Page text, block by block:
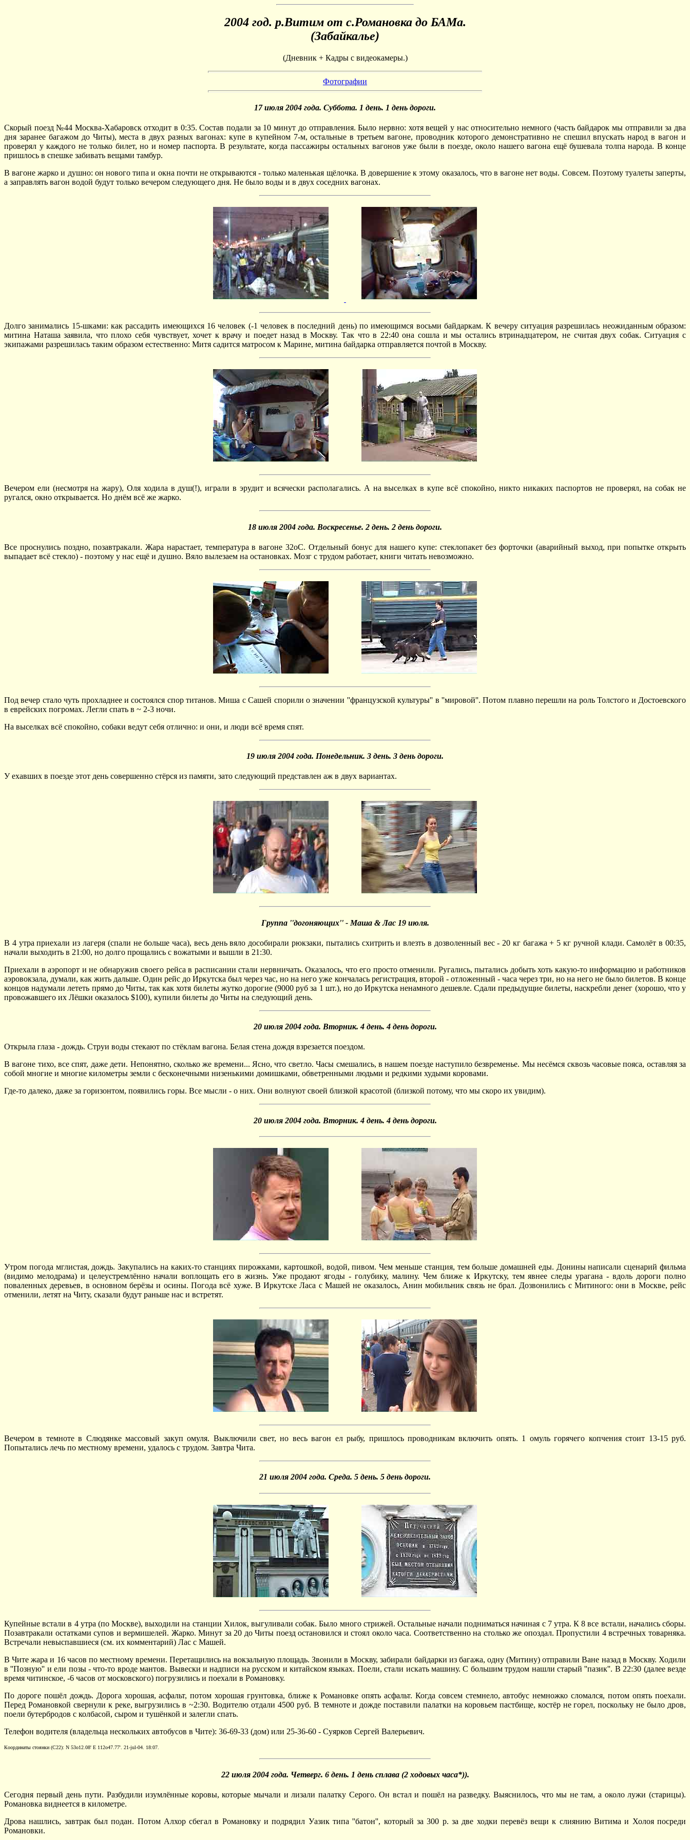
2004 год. р.Витим от с.Романовка до БАМа.
(Забайкалье)
(Дневник + Кадры с видеокамеры.)
Фотографии
17 июля 2004 года. Суббота. 1 день. 1 день дороги.
Скорый поезд №44 Москва-Хабаровск отходит в 0:35. Состав подали за 10 минут до отправления. Было нервно: хотя вещей у нас относительно немного (часть байдарок мы отправили за два
дня заранее багажом до Читы), места в двух разных вагонах: купе в купейном 7-м, остальные в третьем вагоне, проводник которого демонстративно не спешил впускать народ в вагон и
проверял у каждого не только билет, но и номер паспорта. В результате, когда пассажиры остальных вагонов уже были в поезде, около нашего вагона ещё бушевала толпа народа. В конце
пришлось в спешке забивать вещами тамбур.
В вагоне жарко и душно: он нового типа и окна почти не открываются - только маленькая щёлочка. В довершение к этому оказалось, что в вагоне нет воды. Совсем. Поэтому туалеты заперты,
а заправлять вагон водой будут только вечером следующего дня. Не было воды и в двух соседних вагонах.
Долго занимались 15-шками: как рассадить имеющихся 16 человек (-1 человек в последний день) по имеющимся восьми байдаркам. К вечеру ситуация разрешилась неожиданным образом:
митина Наташа заявила, что плохо себя чувствует, хочет к врачу и поедет назад в Москву. Так что в 22:40 она сошла и мы остались втринадцатером, не считая двух собак. Ситуация с
экипажами разрешилась таким образом естественно: Митя садится матросом к Марине, митина байдарка отправляется почтой в Москву.
Вечером ели (несмотря на жару), Оля ходила в душ(!), играли в эрудит и всячески располагались. А на выселках в купе всё спокойно, никто никаких паспортов не проверял, на собак не
ругался, окно открывается. Но днём всё же жарко.
18 июля 2004 года. Воскресенье. 2 день. 2 день дороги.
Все проснулись поздно, позавтракали. Жара нарастает, температура в вагоне 32оС. Отдельный бонус для нашего купе: стеклопакет без форточки (аварийный выход, при попытке открыть
выпадает всё стекло) - поэтому у нас ещё и душно. Вяло вылезаем на остановках. Мозг с трудом работает, книги читать невозможно.
Под вечер стало чуть прохладнее и состоялся спор титанов. Миша с Сашей спорили о значении ''французской культуры'' в ''мировой''. Потом плавно перешли на роль Толстого и Достоевского
в еврейских погромах. Легли спать в ~ 2-3 ночи.
На выселках всё спокойно, собаки ведут себя отлично: и они, и люди всё время спят.
19 июля 2004 года. Понедельник. 3 день. 3 день дороги.
У ехавших в поезде этот день совершенно стёрся из памяти, зато следующий представлен аж в двух вариантах.
Группа ''догоняющих'' - Маша & Лас 19 июля.
В 4 утра приехали из лагеря (спали не больше часа), весь день вяло дособирали рюкзаки, пытались схитрить и влезть в дозволенный вес - 20 кг багажа + 5 кг ручной клади. Самолёт в 00:35,
начали выходить в 21:00, но долго прощались с вожатыми и вышли в 21:30.
Приехали в аэропорт и не обнаружив своего рейса в расписании стали нервничать. Оказалось, что его просто отменили. Ругались, пытались добыть хоть какую-то информацию и работников
аэровокзала, думали, как жить дальше. Один рейс до Иркутска был через час, но на него уже кончалась регистрация, второй - отложенный - часа через три, но на него не было билетов. В конце
концов надумали лететь прямо до Читы, так как хотя билеты жутко дорогие (9000 руб за 1 шт.), но до Иркутска ненамного дешевле. Сдали предыдущие билеты, наскребли денег (хорошо, что у
провожавшего их Лёшки оказалось $100), купили билеты до Читы на следующий день.
20 июля 2004 года. Вторник. 4 день. 4 день дороги.
Открыла глаза - дождь. Струи воды стекают по стёклам вагона. Белая стена дождя взрезается поездом.
В вагоне тихо, все спят, даже дети. Непонятно, сколько же времени... Ясно, что светло. Часы смешались, в нашем поезде наступило безвременье. Мы несёмся сквозь часовые пояса, оставляя за
собой многие и многие километры земли с бесконечными низенькими домишками, обветренными людьми и редкими худыми коровами.
Где-то далеко, даже за горизонтом, появились горы. Все мысли - о них. Они волнуют своей близкой красотой (близкой потому, что мы скоро их увидим).
20 июля 2004 года. Вторник. 4 день. 4 день дороги.
Утром погода мглистая, дождь. Закупались на каких-то станциях пирожками, картошкой, водой, пивом. Чем меньше станция, тем больше домашней еды. Донины написали сценарий фильма
(видимо мелодрама) и целеустремлённо начали воплощать его в жизнь. Уже продают ягоды - голубику, малину. Чем ближе к Иркутску, тем явнее следы урагана - вдоль дороги полно
поваленных деревьев, в основном берёзы и осины. Погода всё хуже. В Иркутске Ласа с Машей не оказалось, Анин мобильник связь не брал. Дозвонились с Митиного: они в Москве, рейс
отменили, летят на Читу, сказали будут раньше нас и встретят.
Вечером в темноте в Слюдянке массовый закуп омуля. Выключили свет, но весь вагон ел рыбу, пришлось проводникам включить опять. 1 омуль горячего копчения стоит 13-15 руб.
Попытались лечь по местному времени, удалось с трудом. Завтра Чита.
21 июля 2004 года. Среда. 5 день. 5 день дороги.
Купейные встали в 4 утра (по Москве), выходили на станции Хилок, выгуливали собак. Было много стрижей. Остальные начали подниматься начиная с 7 утра. К 8 все встали, начались сборы.
Позавтракали остатками супов и вермишелей. Жарко. Минут за 20 до Читы поезд остановился и стоял около часа. Соответственно на столько же опоздал. Пропустили 4 встречных товарняка.
Встречали невыспавшиеся (см. их комментарий) Лас с Машей.
В Чите жара и 16 часов по местному времени. Перетащились на вокзальную площадь. Звонили в Москву, забирали байдарки из багажа, одну (Митину) отправили Ване назад в Москву. Ходили
в ''Позную'' и ели позы - что-то вроде мантов. Вывески и надписи на русском и китайском языках. Поели, стали искать машину. С большим трудом нашли старый ''пазик''. В 22:30 (далее везде
время читинское, -6 часов от московского) погрузились и поехали в Романовку.
По дороге пошёл дождь. Дорога хорошая, асфальт, потом хорошая грунтовка, ближе к Романовке опять асфальт. Когда совсем стемнело, автобус немножко сломался, потом опять поехали.
Перед Романовкой свернули к реке, выгрузились в ~2:30. Водителю отдали 4500 руб. В темноте и дожде поставили палатки на коровьем пастбище, костёр не горел, поскольку не было дров,
поели бутербродов с колбасой, сыром и тушёнкой и залегли спать.
Телефон водителя (владельца нескольких автобусов в Чите): 36-69-33 (дом) или 25-36-60 - Суярков Сергей Валерьевич.
Координаты стоянки (С22): N 53o12.08' E 112o47.77'. 21-jul-04. 18:07.
22 июля 2004 года. Четверг. 6 день. 1 день сплава (2 ходовых часа*)).
Сегодня первый день пути. Разбудили изумлённые коровы, которые мычали и лизали палатку Серого. Он встал и пошёл на разведку. Выяснилось, что мы не там, а около лужи (старицы).
Романовка виднеется в километре.
Дрова нашлись, завтрак был подан. Потом Алхор сбегал в Романовку и подрядил Уазик типа ''батон'', который за 300 р. за две ходки перевёз вещи к слиянию Витима и Холоя посреди
Романовки.